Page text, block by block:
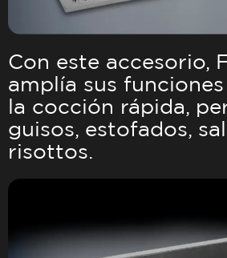
Con este accesorio,
amplía sus
la cocción rápida,
guisos, estofados,
risottos.